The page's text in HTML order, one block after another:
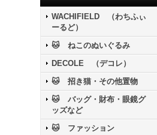
WACHIFIELD （わちふぃ
ーるど）
🐱 ねこのぬいぐるみ
DECOLE （デコレ）
🐱 招き猫・その他置物
🐱 バッグ・財布・眼鏡グ
ッズなど
🐱 ファッション